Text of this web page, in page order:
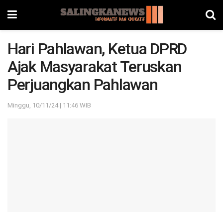
Hari Pahlawan, Ketua DPRD
Ajak Masyarakat Teruskan
Perjuangkan Pahlawan
Minggu, 10/11/24 | 11:46 WIB